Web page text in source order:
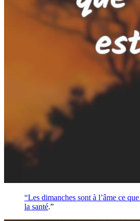
“Les dimanches sont à l’âme ce
la santé.”